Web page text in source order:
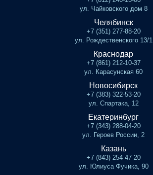
ул. Чайковского дом 8
Челябинск
+7 (351) 277-88-20
ул. Рождественского 13/1
Краснодар
+7 (861) 212-10-37
ул. Карасунская 60
Новосибирск
+7 (383) 322-53-20
ул. Спартака, 12
Екатеринбург
+7 (343) 288-04-20
ул. Героев России, 2
Казань
+7 (843) 254-47-20
ул. Юлиуса Фучика, 90